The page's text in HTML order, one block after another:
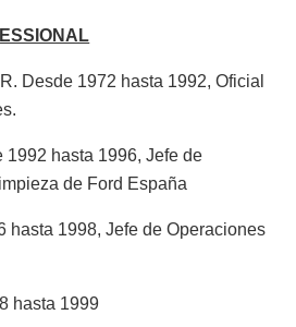
Desde 1972 hasta 1992, Oficial
hasta 1996, Jefe de
de Ford España
hasta 1998, Jefe de Operaciones
hasta 1999